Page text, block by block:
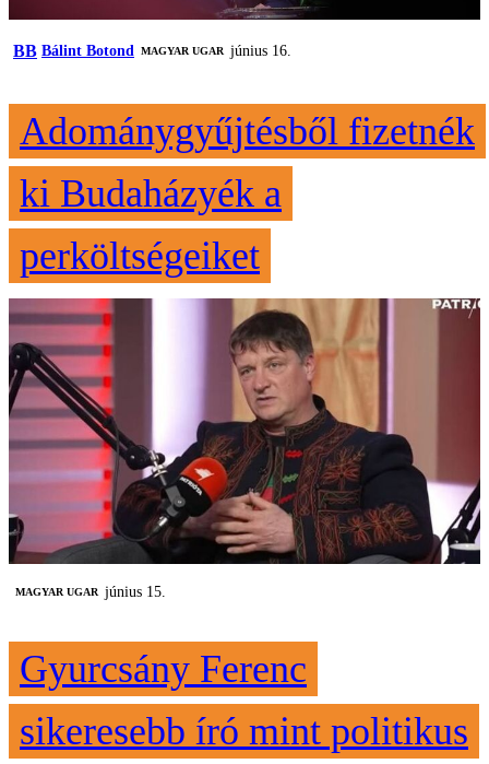
BB Bálint Botond MAGYAR UGAR június 16.
Adománygyűjtésből fizetnék
ki Budaházyék a
perköltségeiket
MAGYAR UGAR június 15.
Gyurcsány Ferenc
sikeresebb író mint politikus